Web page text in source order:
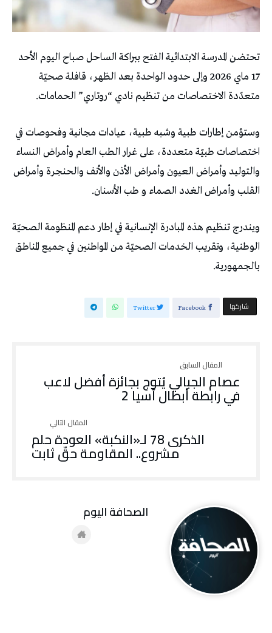
تحتضن المدرسة الابتدائية الفتح ببراكة الساحل صباح اليوم الأحد
17 ماي 2026 وإلى حدود الواحدة بعد الظهر، قافلة صحيّة
متعدّدة الاختصاصات من تنظيم نادي “روتاري” الحمامات.
وستؤمن إطارات طبية وشبه طبية، عيادات مجانية وفحوصات في
اختصاصات طبيّة متعددة، على غرار الطب العام وأمراض النساء
والتوليد وأمراض العيون وأمراض الأذن والأنف والحنجرة وأمراض
القلب وأمراض الغدد الصماء و طب الأسنان.
ويندرج تنظيم هذه المبادرة الإنسانية في إطار دعم المنظومة الصحيّة
الوطنية، وتقريب الخدمات الصحيّة من المواطنين في جميع المناطق
بالجمهورية.
‫‫ شاركها‬ Facebook
Twitter
عصام الجبالي يُتوج بجائزة أفضل لاعب
في رابطة أبطال آسيا 2
الذكرى 78 لـ«النكبة» العودة حلم
مشروع.. المقاومة حقّ ثابت